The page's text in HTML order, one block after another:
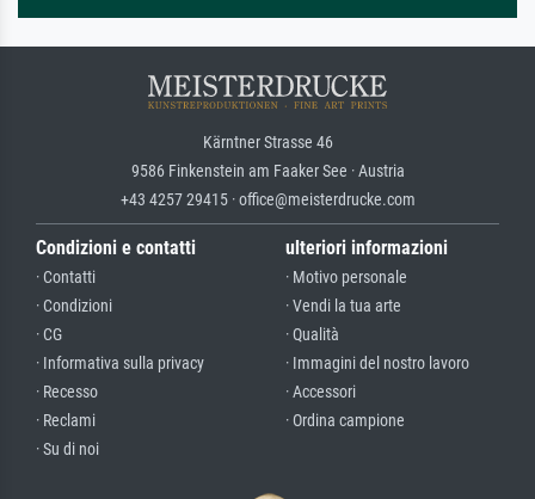
Kärntner Strasse 46
9586 Finkenstein am Faaker See · Austria
+43 4257 29415 · office@meisterdrucke.com
Condizioni e contatti
· Contatti
· Condizioni
· CG
· Informativa sulla privacy
· Recesso
· Reclami
· Su di noi
ulteriori informazioni
· Motivo personale
· Vendi la tua arte
· Qualità
· Immagini del nostro lavoro
· Accessori
· Ordina campione